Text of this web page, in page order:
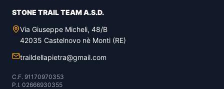
STONE TRAIL TEAM A.S.D.
Via Giuseppe Micheli, 48/B
42035 Castelnovo nè Monti (RE)
traildellapietra@gmail.com
C.F. 91170970353
P.I. 02666930355